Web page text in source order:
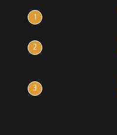
1
2
3